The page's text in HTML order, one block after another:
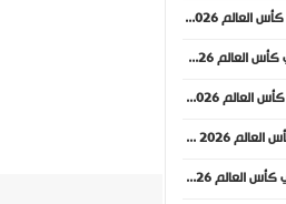
موعد مباراة ألمانيا وكوراساو في كأس العالم 2026 والقنوات الناقلة
موعد مباراة هايتي واسكتلندا في كأس العالم 2026 والقنوات الناقلة
موعد مباراة البرازيل والمغرب في كأس العالم 2026 والقنوات الناقلة
موعد مباراة قطر وسويسرا في كأس العالم 2026 والقنوات الناقلة
موعد مباراة أمريكا والباراغواي في كأس العالم 2026 والقنوات الناقلة